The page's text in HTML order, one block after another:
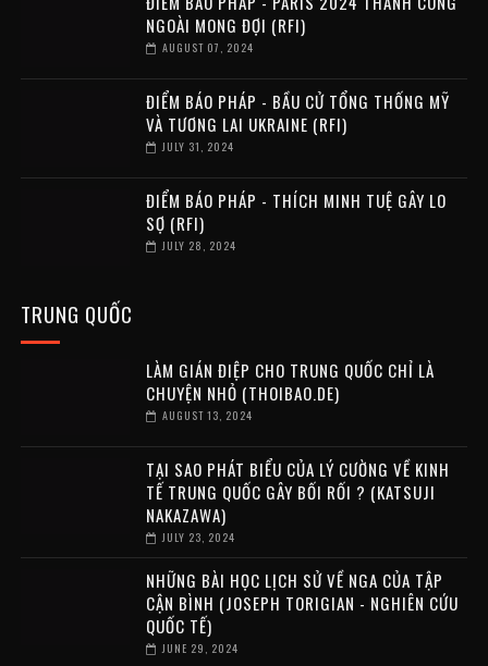
NGOÀI MONG ĐỢI (RFI)
AUGUST 07, 2024
ĐIỂM BÁO PHÁP - BẦU CỬ TỔNG THỐNG MỸ
VÀ TƯƠNG LAI UKRAINE (RFI)
JULY 31, 2024
ĐIỂM BÁO PHÁP - THÍCH MINH TUỆ GÂY LO
SỢ (RFI)
JULY 28, 2024
TRUNG QUỐC
LÀM GIÁN ĐIỆP CHO TRUNG QUỐC CHỈ LÀ
CHUYỆN NHỎ (THOIBAO.DE)
AUGUST 13, 2024
TẠI SAO PHÁT BIỂU CỦA LÝ CƯỜNG VỀ KINH
TẾ TRUNG QUỐC GÂY BỐI RỐI ? (KATSUJI
NAKAZAWA)
JULY 23, 2024
NHỮNG BÀI HỌC LỊCH SỬ VỀ NGA CỦA TẬP
CẬN BÌNH (JOSEPH TORIGIAN - NGHIÊN CỨU
QUỐC TẾ)
JUNE 29, 2024